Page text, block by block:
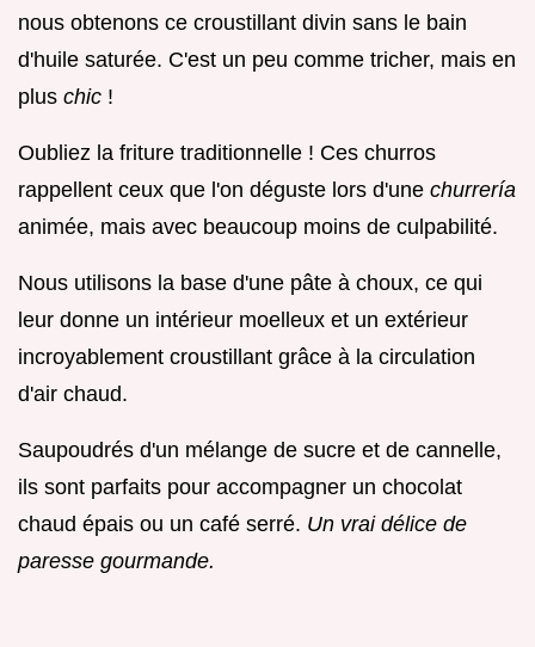
nous obtenons ce croustillant divin sans le bain
d'huile saturée. C'est un peu comme tricher, mais en
plus chic !
Oubliez la friture traditionnelle ! Ces churros
rappellent ceux que l'on déguste lors d'une churrería
animée, mais avec beaucoup moins de culpabilité.
Nous utilisons la base d'une pâte à choux, ce qui
leur donne un intérieur moelleux et un extérieur
incroyablement croustillant grâce à la circulation
d'air chaud.
Saupoudrés d'un mélange de sucre et de cannelle,
ils sont parfaits pour accompagner un chocolat
chaud épais ou un café serré. Un vrai délice de
paresse gourmande.